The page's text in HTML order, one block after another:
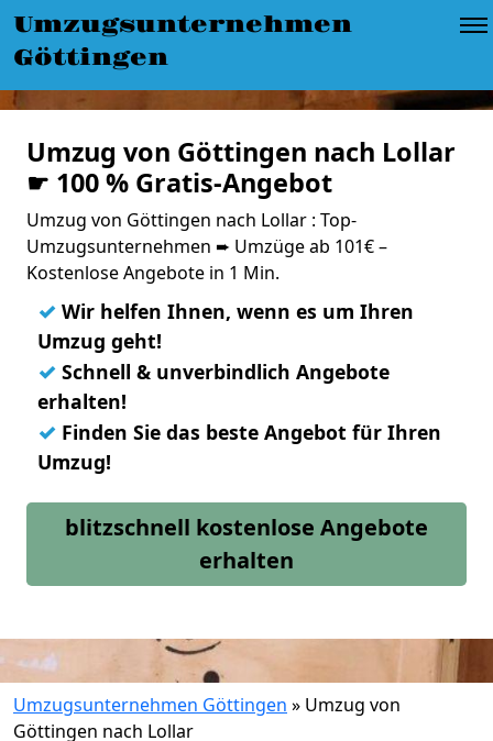
Umzugsunternehmen
Göttingen
Umzug von Göttingen nach Lollar
☛ 100 % Gratis-Angebot
Umzug von Göttingen nach Lollar : Top-
Umzugsunternehmen ➨ Umzüge ab 101€ –
Kostenlose Angebote in 1 Min.
✓ Wir helfen Ihnen, wenn es um Ihren
Umzug geht!
✓ Schnell & unverbindlich Angebote
erhalten!
✓ Finden Sie das beste Angebot für Ihren
Umzug!
blitzschnell kostenlose Angebote
erhalten
Umzugsunternehmen Göttingen » Umzug von
Göttingen nach Lollar